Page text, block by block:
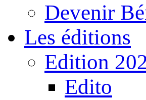
Devenir
Les éditions
Edition
Edito